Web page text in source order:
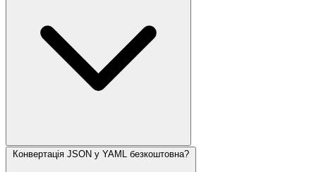
Конвертація JSON у YAML безкоштовна?